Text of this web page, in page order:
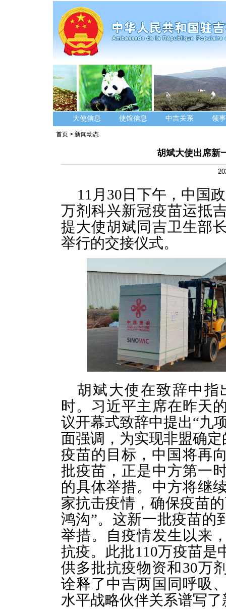
大使信息 使馆信息 中吉关系 领
首页 > 新闻动态
胡斌大使出席新
11月30日下午，中国
万剂科兴新冠疫苗运抵
提大使胡斌同吉卫生部
举行的交接仪式。
胡斌大使在致辞中指
时。习近平主席在昨天
议开幕式致辞中提出“九
面强调，为实现非盟确
疫苗的目标，中国将再
批疫苗，正是中方第一
的具体举措。中方将继
家抗击疫情，确保疫苗
鸿沟”。这新一批疫苗的
举措。自疫情发生以来
抗疫。此批110万疫苗是
供多批抗疫物资和30万
诠释了中吉两国同呼吸
水平战略伙伴关系谱写